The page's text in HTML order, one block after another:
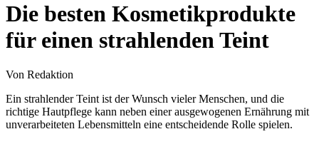
Die besten Kosmetikprodukte
für einen strahlenden Teint
Von Redaktion
Ein strahlender Teint ist der Wunsch vieler Menschen, und die
richtige Hautpflege kann neben einer ausgewogenen Ernährung mit
unverarbeiteten Lebensmitteln eine entscheidende Rolle spielen.